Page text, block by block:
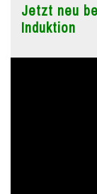
Jetzt neu
Induktion